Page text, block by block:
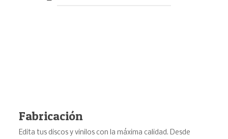
Fabricación
Edita tus discos y vinilos con la máxima calidad. Desde